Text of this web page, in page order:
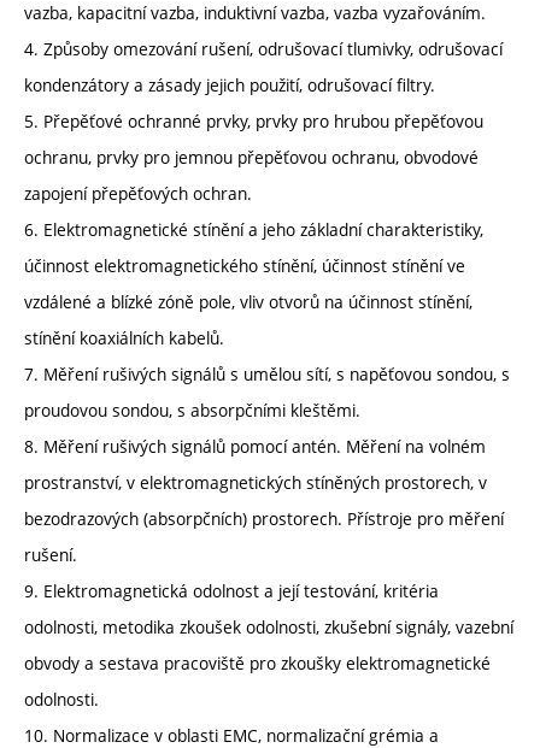
vazba, kapacitní vazba, induktivní vazba, vazba vyzařováním.
4. Způsoby omezování rušení, odrušovací tlumivky, odrušovací
kondenzátory a zásady jejich použití, odrušovací filtry.
5. Přepěťové ochranné prvky, prvky pro hrubou přepěťovou
ochranu, prvky pro jemnou přepěťovou ochranu, obvodové
zapojení přepěťových ochran.
6. Elektromagnetické stínění a jeho základní charakteristiky,
účinnost elektromagnetického stínění, účinnost stínění ve
vzdálené a blízké zóně pole, vliv otvorů na účinnost stínění,
stínění koaxiálních kabelů.
7. Měření rušivých signálů s umělou sítí, s napěťovou sondou, s
proudovou sondou, s absorpčními kleštěmi.
8. Měření rušivých signálů pomocí antén. Měření na volném
prostranství, v elektromagnetických stíněných prostorech, v
bezodrazových (absorpčních) prostorech. Přístroje pro měření
rušení.
9. Elektromagnetická odolnost a její testování, kritéria
odolnosti, metodika zkoušek odolnosti, zkušební signály, vazební
obvody a sestava pracoviště pro zkoušky elektromagnetické
odolnosti.
10. Normalizace v oblasti EMC, normalizační grémia a